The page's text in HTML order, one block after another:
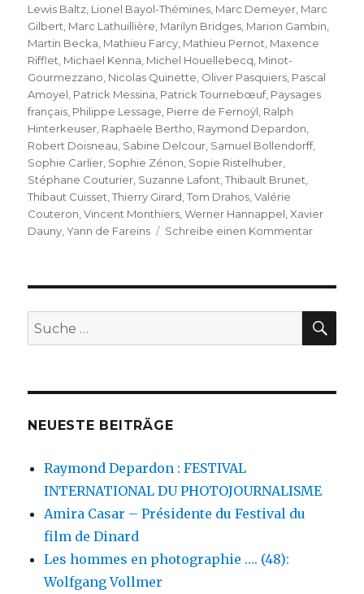
Lewis Baltz, Lionel Bayol-Thémines, Marc Demeyer, Marc
Gilbert, Marc Lathuillière, Marilyn Bridges, Marion Gambin,
Martin Becka, Mathieu Farcy, Mathieu Pernot, Maxence
Rifflet, Michael Kenna, Michel Houellebecq, Minot-
Gourmezzano, Nicolas Quinette, Oliver Pasquiers, Pascal
Amoyel, Patrick Messina, Patrick Tournebœuf, Paysages
français, Philippe Lessage, Pierre de Fernoÿl, Ralph
Hinterkeuser, Raphaële Bertho, Raymond Depardon,
Robert Doisneau, Sabine Delcour, Samuel Bollendorff,
Sophie Carlier, Sophie Zénon, Sopie Ristelhuber,
Stéphane Couturier, Suzanne Lafont,Thibault Brunet,
Thibaut Cuisset,Thierry Girard,Tom Drahos,Valérie
Couteron,Vincent Monthiers,Werner Hannappel,Xavier
Dauny,Yann de Fareins Schreibe einen Kommentarzu
un
grand
rendez-
Suche
nach:
NEUESTE BEITRÄGE
Raymond Depardon : FESTIVAL
INTERNATIONAL DU PHOTOJOURNALISME
Amira Casar – Présidente du Festival du
film de Dinard
Les hommes en photographie …. (48):
Wolfgang Vollmer